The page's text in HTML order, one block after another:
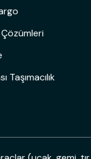
Taşımacılık